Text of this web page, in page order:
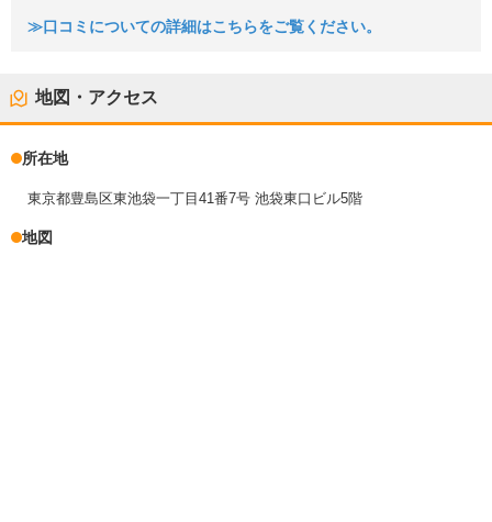
≫口コミについての詳細はこちらをご覧ください。
地図・アクセス
所在地
東京都豊島区東池袋一丁目41番7号 池袋東口ビル5階
地図